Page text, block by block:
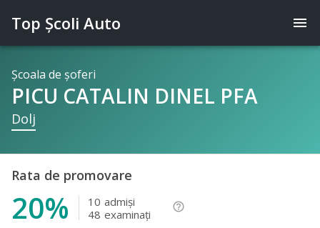
menu
Top Şcoli Auto
Şcoala de şoferi
PICU CATALIN DINEL PFA
Dolj
Rata de promovare
20% 10 admişi
48 examinaţi
help_outline